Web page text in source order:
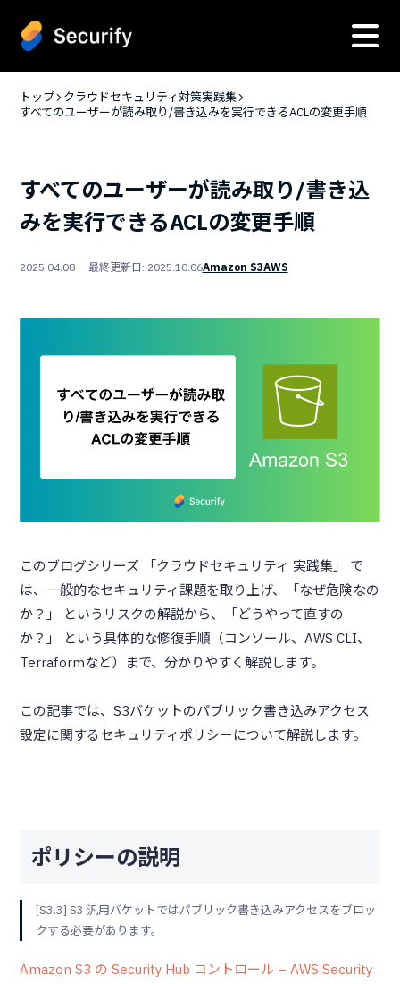
トップ
クラウドセキュリティ対策実践集
すべてのユーザーが読み取り/書き込みを実行できるACLの変更手順
すべてのユーザーが読み取り/書き込
みを実行できるACLの変更手順
2025.04.08 最終更新日: 2025.10.06Amazon S3AWS
このブログシリーズ 「クラウドセキュリティ 実践集」 で
は、一般的なセキュリティ課題を取り上げ、「なぜ危険なの
か？」 というリスクの解説から、「どうやって直すの
か？」 という具体的な修復手順（コンソール、AWS CLI、
Terraformなど）まで、分かりやすく解説します。
この記事では、S3バケットのパブリック書き込みアクセス
設定に関するセキュリティポリシーについて解説します。
ポリシーの説明
[S3.3] S3 汎用バケットではパブリック書き込みアクセスをブロッ
クする必要があります。
Amazon S3 の Security Hub コントロール – AWS Security